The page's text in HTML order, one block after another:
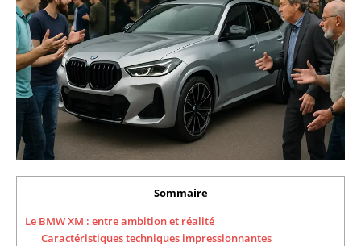
Sommaire
Le BMW XM : entre ambition et réalité
Caractéristiques techniques impressionnantes